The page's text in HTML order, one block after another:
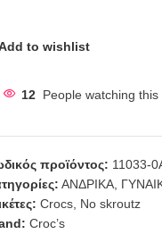
to wishlist
12 People watching
προϊόντος: 11033-
ΑΝΔΡΙΚΑ,
Crocs, No skroutz
Croc’s